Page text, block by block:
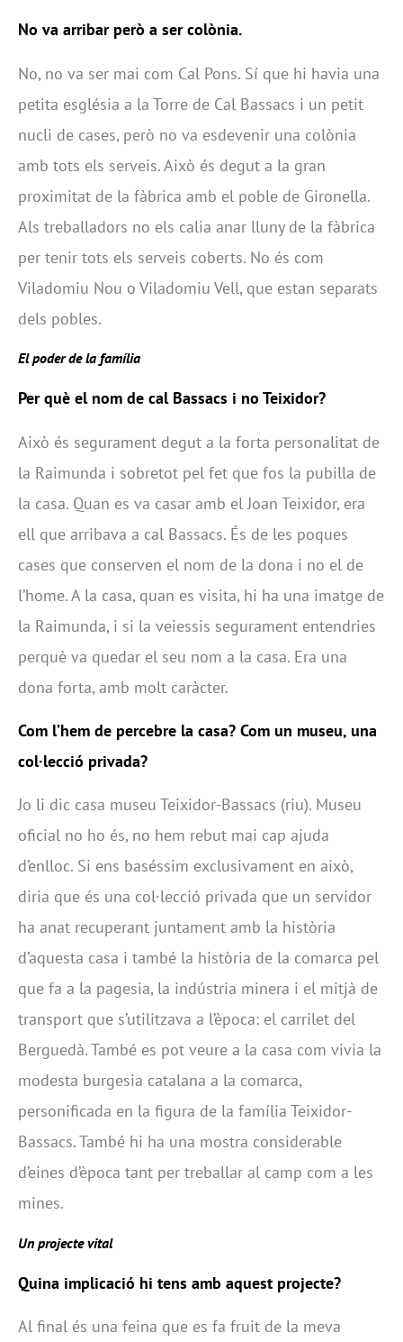
No va arribar però a ser colònia.
No, no va ser mai com Cal Pons. Sí que hi havia una
petita església a la Torre de Cal Bassacs i un petit
nucli de cases, però no va esdevenir una colònia
amb tots els serveis. Això és degut a la gran
proximitat de la fàbrica amb el poble de Gironella.
Als treballadors no els calia anar lluny de la fàbrica
per tenir tots els serveis coberts. No és com
Viladomiu Nou o Viladomiu Vell, que estan separats
dels pobles.
El poder de la família
Per què el nom de cal Bassacs i no Teixidor?
Això és segurament degut a la forta personalitat de
la Raimunda i sobretot pel fet que fos la pubilla de
la casa. Quan es va casar amb el Joan Teixidor, era
ell que arribava a cal Bassacs. És de les poques
cases que conserven el nom de la dona i no el de
l’home. A la casa, quan es visita, hi ha una imatge de
la Raimunda, i si la veiessis segurament entendries
perquè va quedar el seu nom a la casa. Era una
dona forta, amb molt caràcter.
Com l’hem de percebre la casa? Com un museu, una
col·lecció privada?
Jo li dic casa museu Teixidor-Bassacs (riu). Museu
oficial no ho és, no hem rebut mai cap ajuda
d’enlloc. Si ens baséssim exclusivament en això,
diria que és una col·lecció privada que un servidor
ha anat recuperant juntament amb la història
d’aquesta casa i també la història de la comarca pel
que fa a la pagesia, la indústria minera i el mitjà de
transport que s’utilitzava a l’època: el carrilet del
Berguedà. També es pot veure a la casa com vivia la
modesta burgesia catalana a la comarca,
personificada en la figura de la família Teixidor-
Bassacs. També hi ha una mostra considerable
d’eines d’època tant per treballar al camp com a les
mines.
Un projecte vital
Quina implicació hi tens amb aquest projecte?
Al final és una feina que es fa fruit de la meva